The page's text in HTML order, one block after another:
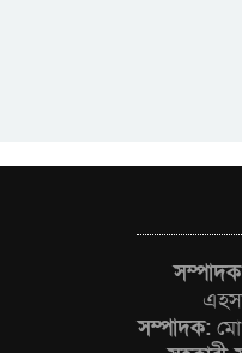
সম্পাদক: